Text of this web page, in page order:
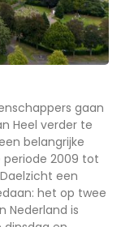
gaan
Heel verder te
belangrijke
2009 tot
een
het op twee
Nederland is